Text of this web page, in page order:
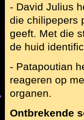
- David Julius
die chilipepers
geeft. Met die
de huid
- Patapoutian
reageren op
organen.
Ontbrekende